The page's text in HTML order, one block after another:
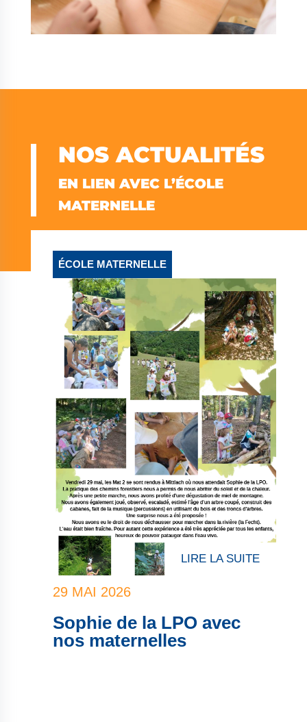
NOS ACTUALITÉS
EN LIEN AVEC L’ÉCOLE
MATERNELLE
ÉCOLE MATERNELLE
29 MAI 2026
LIRE LA SUITE
Sophie de la LPO avec
nos maternelles